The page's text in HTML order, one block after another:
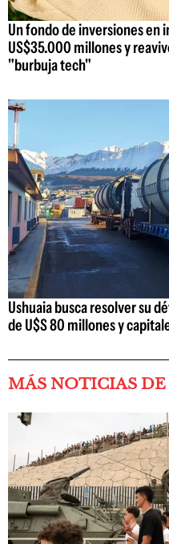
Un fondo de inversiones
US$35.000 millones y
"burbuja tech"
Ushuaia busca resolver su
de U$S 80 millones y
MÁS NOTICIAS DE